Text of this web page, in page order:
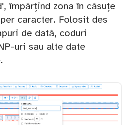
împărțind zona în căsuțe
caracter. Folosit des
de dată, coduri
uri sau alte date